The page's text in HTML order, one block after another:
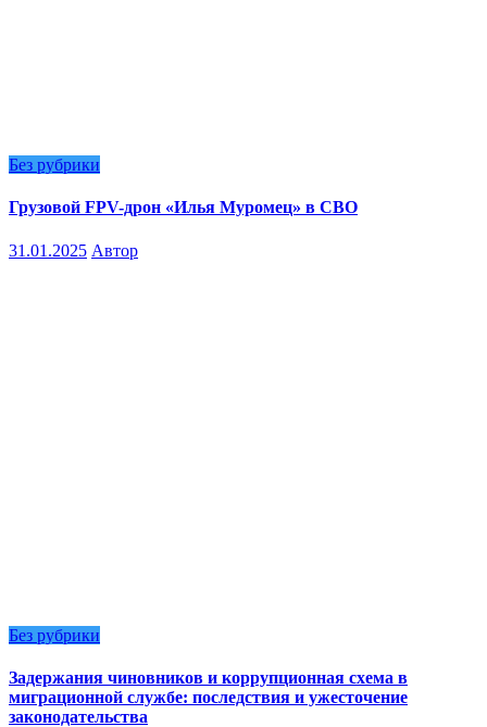
Без рубрики
Грузовой FPV-дрон «Илья Муромец» в СВО
31.01.2025 Автор
Без рубрики
Задержания чиновников и коррупционная схема в
миграционной службе: последствия и ужесточение
законодательства